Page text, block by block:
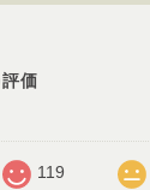
価
119